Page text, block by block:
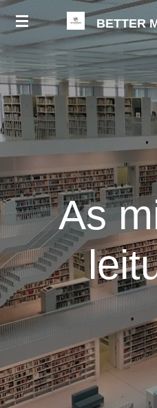
Salta
para
conteúdo
principal
BETTER
As